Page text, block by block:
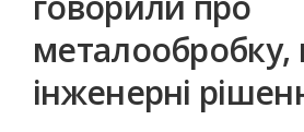
металообробку,
інженерні